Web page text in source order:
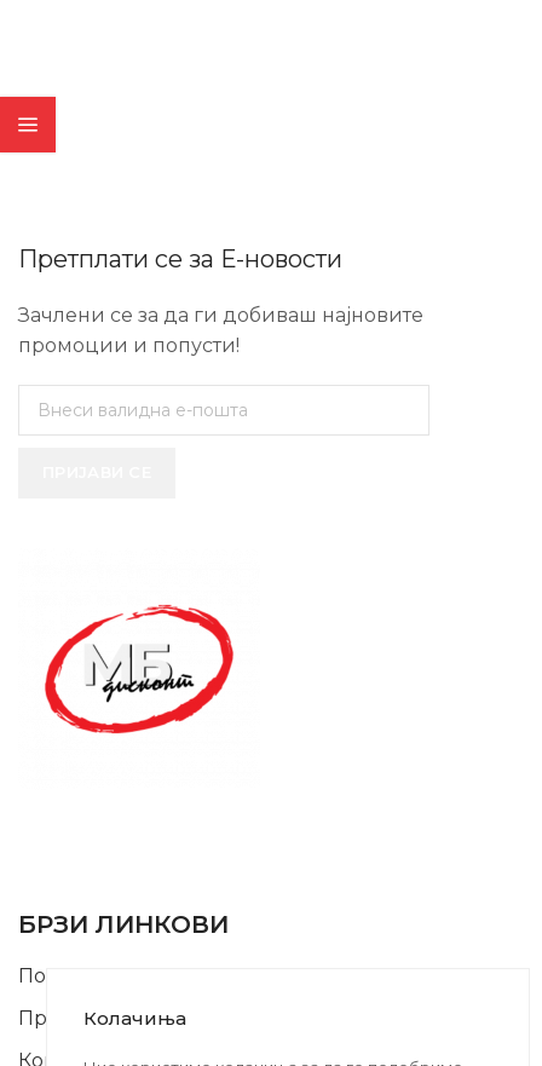
Претплати се за Е-новости
Зачлени се за да ги добиваш најновите
промоции и попусти!
БРЗИ ЛИНКОВИ
Почетна
Производи
Контакт
Колачиња